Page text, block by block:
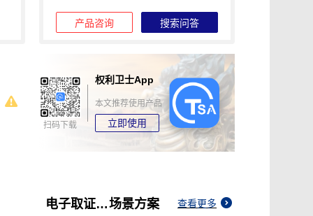
产品咨询 搜索问答
扫码下载
权利卫士App
本文推荐使用产品
立即使用
电子取证律所场景方案 查看更多